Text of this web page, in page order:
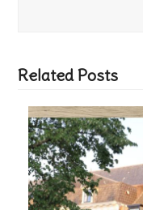
Related Posts